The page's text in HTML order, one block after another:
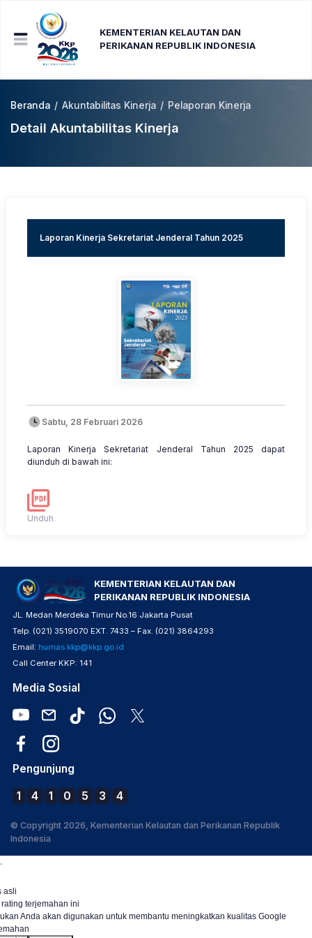
KEMENTERIAN KELAUTAN DAN
PERIKANAN REPUBLIK INDONESIA
Beranda / Akuntabilitas Kinerja / Pelaporan Kinerja
Detail Akuntabilitas Kinerja
Laporan Kinerja Sekretariat Jenderal Tahun 2025
Sabtu, 28 Februari 2026
Laporan Kinerja Sekretariat Jenderal Tahun 2025 dapat
diunduh di bawah ini:
Unduh
KEMENTERIAN KELAUTAN DAN
PERIKANAN REPUBLIK INDONESIA
JL. Medan Merdeka Timur No.16 Jakarta Pusat
Telp. (021) 3519070 EXT. 7433 – Fax. (021) 3864293
Email: humas.kkp@kkp.go.id
Call Center KKP: 141
Media Sosial
Pengunjung
1 4 1 0 5 3 4
© Copyright 2026, Kementerian Kelautan dan Perikanan Republik
Indonesia
.
asli
terjemahan ini
Anda akan digunakan untuk membantu meningkatkan kualitas Google